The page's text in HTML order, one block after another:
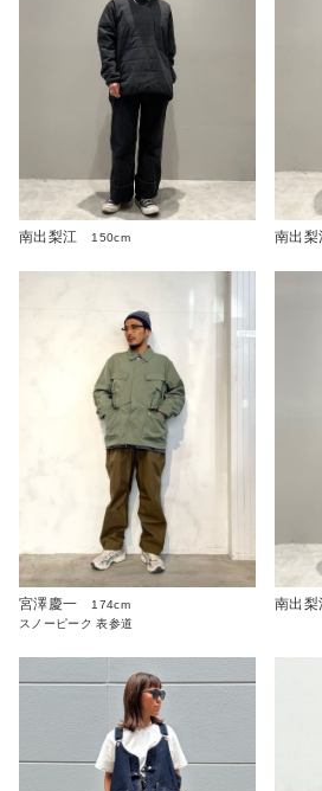
南出梨江 150cm 南出梨
宮澤慶一
174cm
スノーピーク 表参道
南出梨